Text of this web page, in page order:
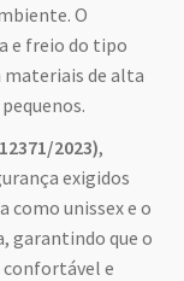
O
e freio do tipo
materiais de alta
2023),
exigidos
como unissex e o
garantindo que o
confortável e